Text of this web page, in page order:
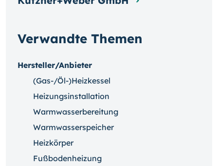
Verwandte Themen
Hersteller/Anbieter
(Gas-/Öl-)Heizkessel
Heizungsinstallation
Warmwasserbereitung
Warmwasserspeicher
Heizkörper
Fußbodenheizung